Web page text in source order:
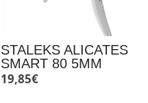
STALEKS ALICATES
SMART 80 5MM
19,85€